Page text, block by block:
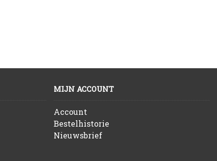
MIJN ACCOUNT
Account
Bestelhistorie
Nieuwsbrief